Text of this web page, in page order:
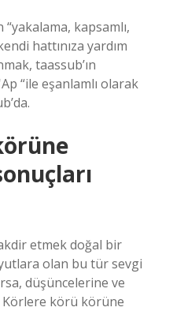
kapsamlı,
hattınıza yardım
taassub’ın
“ile eşanlamlı olarak
etmek doğal bir
olan bu tür sevgi
düşüncelerine ve
körü körüne